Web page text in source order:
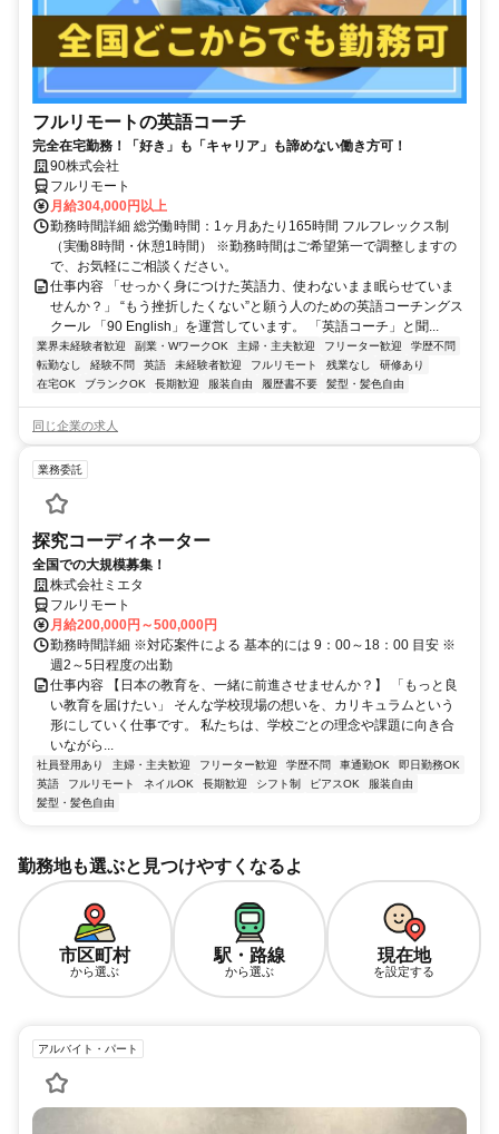
フルリモートの英語コーチ
完全在宅勤務！「好き」も「キャリア」も諦めない働き方可！
90株式会社
フルリモート
月給304,000円以上
勤務時間詳細 総労働時間：1ヶ月あたり165時間 フルフレックス制
（実働8時間・休憩1時間） ※勤務時間はご希望第一で調整しますの
で、お気軽にご相談ください。
仕事内容 「せっかく身につけた英語力、使わないまま眠らせていま
せんか？」 “もう挫折したくない”と願う人のための英語コーチングス
クール 「90 English」を運営しています。 「英語コーチ」と聞...
業界未経験者歓迎 副業・WワークOK 主婦・主夫歓迎 フリーター歓迎
学歴不問
転勤なし
経験不問 英語 未経験者歓迎 フルリモート 残業なし
研修あり
在宅OK
ブランクOK 長期歓迎 服装自由 履歴書不要 髪型・髪色自由
同じ企業の求人
業務委託
探究コーディネーター
全国での大規模募集！
株式会社ミエタ
フルリモート
月給200,000円～500,000円
勤務時間詳細 ※対応案件による 基本的には 9：00～18：00 目安 ※
週2～5日程度の出勤
仕事内容 【日本の教育を、一緒に前進させませんか？】 「もっと良
い教育を届けたい」 そんな学校現場の想いを、カリキュラムという
形にしていく仕事です。 私たちは、学校ごとの理念や課題に向き合
いながら...
社員登用あり 主婦・主夫歓迎 フリーター歓迎 学歴不問 車通勤OK
即日勤務OK
英語
フルリモート ネイルOK 長期歓迎 シフト制 ピアスOK
服装自由
髪型・髪色自由
勤務地も選ぶと見つけやすくなるよ
市区町村
から選ぶ
駅・路線
から選ぶ
現在地
を設定する
アルバイト・パート